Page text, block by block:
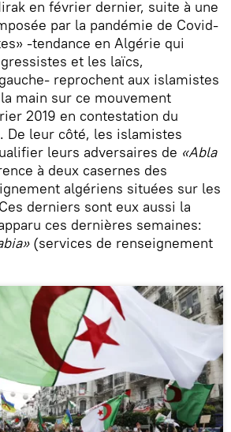
en février dernier, suite à une
par la pandémie de Covid-
-tendance en Algérie qui
et les laïcs,
reprochent aux islamistes
main sur ce mouvement
2019 en contestation du
De leur côté, les islamistes
leurs adversaires de «Abla
à deux casernes des
algériens situées sur les
derniers sont eux aussi la
ces dernières semaines:
(services de renseignement